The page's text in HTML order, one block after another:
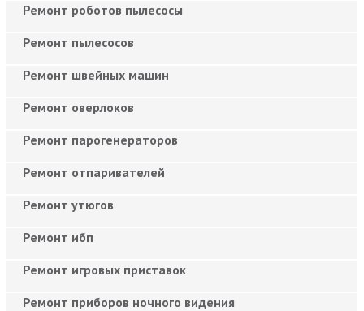
Ремонт роботов пылесосы
Ремонт пылесосов
Ремонт швейных машин
Ремонт оверлоков
Ремонт парогенераторов
Ремонт отпаривателей
Ремонт утюгов
Ремонт ибп
Ремонт игровых приставок
Ремонт приборов ночного видения